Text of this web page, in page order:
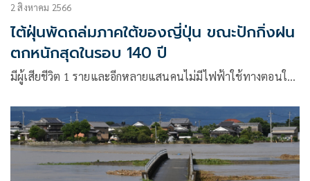
2 สิงหาคม 2566
ไต้ฝุ่นพัดถล่มภาคใต้ของญี่ปุ่น ขณะปักกิ่งฝน
ตกหนักสุดในรอบ 140 ปี
มีผู้เสียชีวิต 1 รายและอีกหลายแสนคนไม่มีไฟฟ้าใช้ทางตอนใ…